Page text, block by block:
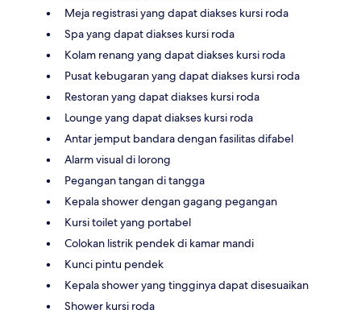
Meja registrasi yang dapat diakses kursi roda
Spa yang dapat diakses kursi roda
Kolam renang yang dapat diakses kursi roda
Pusat kebugaran yang dapat diakses kursi roda
Restoran yang dapat diakses kursi roda
Lounge yang dapat diakses kursi roda
Antar jemput bandara dengan fasilitas difabel
Alarm visual di lorong
Pegangan tangan di tangga
Kepala shower dengan gagang pegangan
Kursi toilet yang portabel
Colokan listrik pendek di kamar mandi
Kunci pintu pendek
Kepala shower yang tingginya dapat disesuaikan
Shower kursi roda